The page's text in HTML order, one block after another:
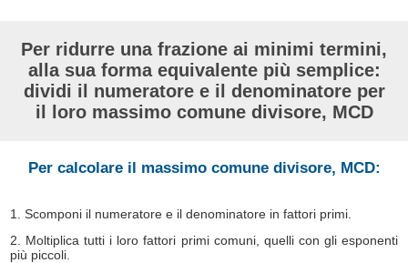
Per ridurre una frazione ai minimi termini,
alla sua forma equivalente più semplice:
dividi il numeratore e il denominatore per
il loro massimo comune divisore, MCD
Per calcolare il massimo comune divisore, MCD:
1. Scomponi il numeratore e il denominatore in fattori primi.
2. Moltiplica tutti i loro fattori primi comuni, quelli con gli esponenti
più piccoli.